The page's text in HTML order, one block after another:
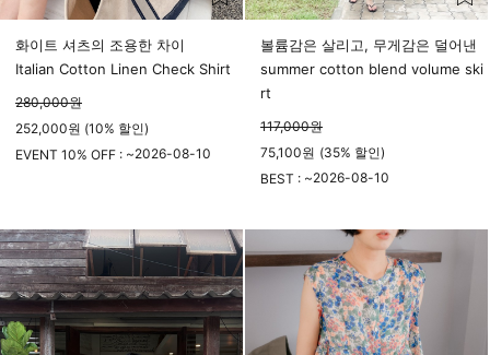
화이트 셔츠의 조용한 차이
Italian Cotton Linen Check Shirt
280,000원
252,000원 (10% 할인)
EVENT 10% OFF : ~2026-08-10
볼륨감은 살리고, 무게감은 덜어낸
summer cotton blend volume ski
rt
117,000원
75,100원 (35% 할인)
BEST : ~2026-08-10